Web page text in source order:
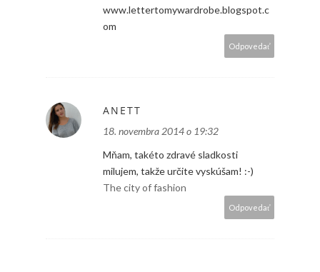
www.lettertomywardrobe.blogspot.c
om
Odpovedať
ANETT
18. novembra 2014 o 19:32
Mňam, takéto zdravé sladkosti
milujem, takže určite vyskúšam! :-)
The city of fashion
Odpovedať